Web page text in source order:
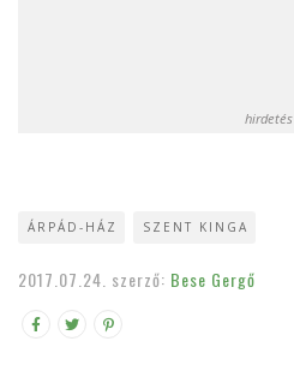
hirdetés
ÁRPÁD-HÁZ SZENT KINGA
2017.07.24. szerző: Bese Gergő